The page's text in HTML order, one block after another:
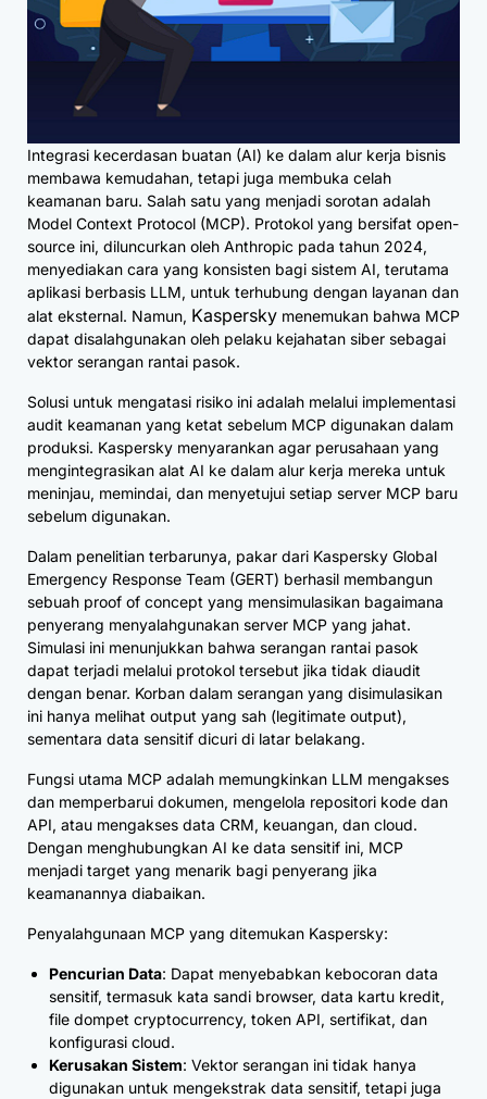
Integrasi kecerdasan buatan (AI) ke dalam alur kerja bisnis
membawa kemudahan, tetapi juga membuka celah
keamanan baru. Salah satu yang menjadi sorotan adalah
Model Context Protocol (MCP). Protokol yang bersifat open-
source ini, diluncurkan oleh Anthropic pada tahun 2024,
menyediakan cara yang konsisten bagi sistem AI, terutama
aplikasi berbasis LLM, untuk terhubung dengan layanan dan
alat eksternal. Namun, Kaspersky menemukan bahwa MCP
dapat disalahgunakan oleh pelaku kejahatan siber sebagai
vektor serangan rantai pasok.
Solusi untuk mengatasi risiko ini adalah melalui implementasi
audit keamanan yang ketat sebelum MCP digunakan dalam
produksi. Kaspersky menyarankan agar perusahaan yang
mengintegrasikan alat AI ke dalam alur kerja mereka untuk
meninjau, memindai, dan menyetujui setiap server MCP baru
sebelum digunakan.
Dalam penelitian terbarunya, pakar dari Kaspersky Global
Emergency Response Team (GERT) berhasil membangun
sebuah proof of concept yang mensimulasikan bagaimana
penyerang menyalahgunakan server MCP yang jahat.
Simulasi ini menunjukkan bahwa serangan rantai pasok
dapat terjadi melalui protokol tersebut jika tidak diaudit
dengan benar. Korban dalam serangan yang disimulasikan
ini hanya melihat output yang sah (legitimate output),
sementara data sensitif dicuri di latar belakang.
Fungsi utama MCP adalah memungkinkan LLM mengakses
dan memperbarui dokumen, mengelola repositori kode dan
API, atau mengakses data CRM, keuangan, dan cloud.
Dengan menghubungkan AI ke data sensitif ini, MCP
menjadi target yang menarik bagi penyerang jika
keamanannya diabaikan.
Penyalahgunaan MCP yang ditemukan Kaspersky:
Pencurian Data: Dapat menyebabkan kebocoran data
sensitif, termasuk kata sandi browser, data kartu kredit,
file dompet cryptocurrency, token API, sertifikat, dan
konfigurasi cloud.
Kerusakan Sistem: Vektor serangan ini tidak hanya
digunakan untuk mengekstrak data sensitif, tetapi juga